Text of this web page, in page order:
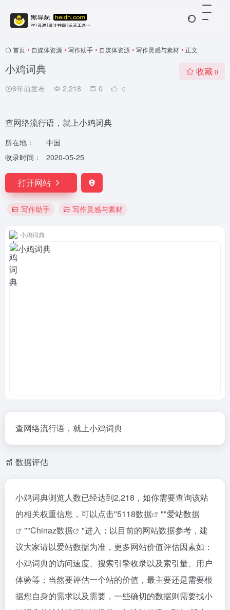
首页 • 自媒体资源 • 写作助手 • 自媒体资源 • 写作灵感与素材 • 正文
小鸡词典
6年前发布 2,218 0 0
收藏 0
查网络流行语，就上小鸡词典
所在地：
中国
收录时间：
2020-05-25
打开网站
写作助手 写作灵感与素材
小鸡词典
查网络流行语，就上小鸡词典
数据评估
小鸡词典浏览人数已经达到2,218，如你需要查询该站
的相关权重信息，可以点击"5118数据 ""爱站数据
""Chinaz数据
"进入；以目前的网站数据参考，建
议大家请以爱站数据为准，更多网站价值评估因素如：
小鸡词典的访问速度、搜索引擎收录以及索引量、用户
体验等；当然要评估一个站的价值，最主要还是需要根
据您自身的需求以及需要，一些确切的数据则需要找小